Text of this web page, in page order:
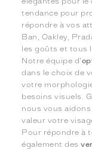
tendance pour
répondre à vos
Ban, Oakley,
les goûts et tous
Notre équipe d'
dans le choix de
votre
besoins visuels.
nous vous
valeur votre
Pour répondre à
également des